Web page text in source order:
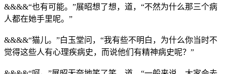
&&&&“也有可能。”展昭想了想，道，“不然为什么那三个病
人都在她手里呢。”
&&&&“猫儿。”白玉堂问，“我有些不明白，为什么你当时不
觉得这些人有心理疾病史，而说他们有精神病史呢？”